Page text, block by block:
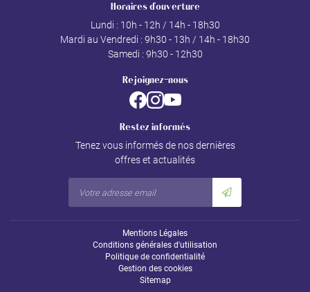
Horaires d'ouverture
Lundi : 10h - 12h / 14h - 18h30
Mardi au Vendredi : 9h30 - 13h / 14h - 18h30
Samedi : 9h30 - 12h30
Rejoignez-nous
Restez informés
Tenez vous informés de nos dernières
offres et actualités
Mentions Légales
Conditions générales d'utilisation
Politique de confidentialité
Gestion des cookies
Sitemap